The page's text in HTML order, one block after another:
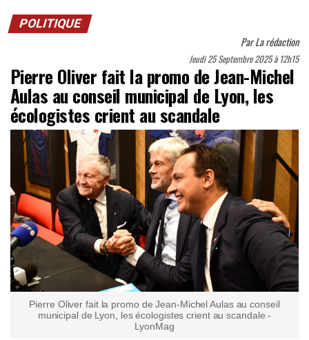
POLITIQUE
ParLa rédaction
Jeudi 25 Septembre 2025 à 12h15
Pierre Oliver fait la promo de Jean-Michel
Aulas au conseil municipal de Lyon, les
écologistes crient au scandale
Pierre Oliver fait la promo de Jean-Michel Aulas au conseil
municipal de Lyon, les écologistes crient au scandale -
LyonMag